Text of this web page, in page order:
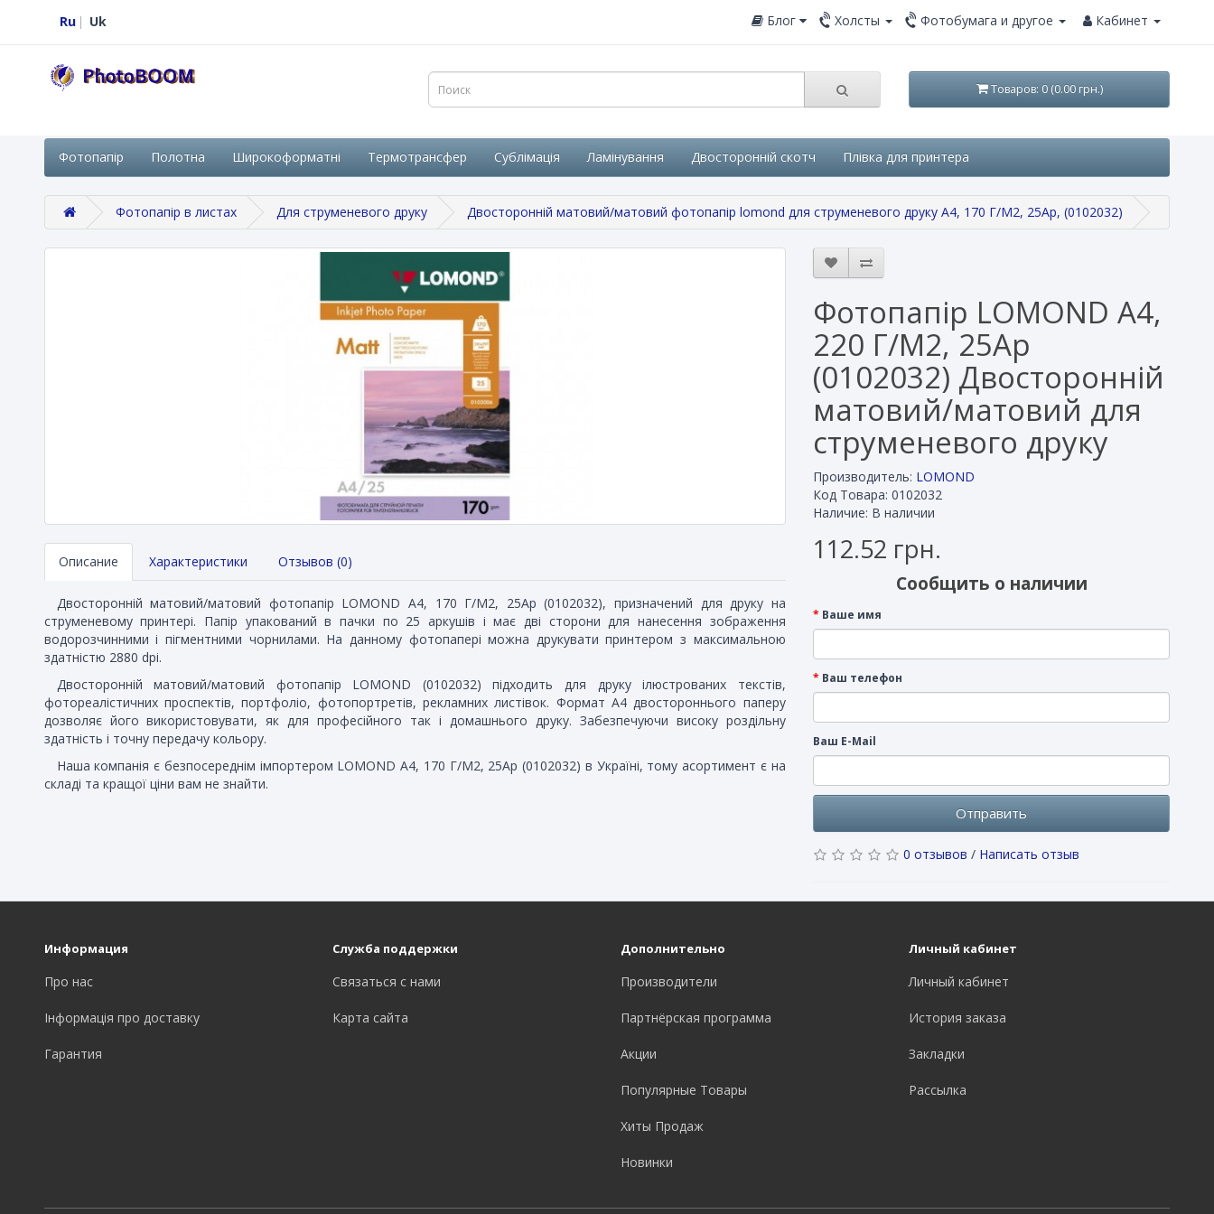
Ru Uk Блог Холсты Фотобумага и другое Кабинет
Товаров: 0 (0.00 грн.)
Фотопапір Полотна Широкоформатні Термотрансфер Сублімація Ламінування Двосторонній скотч Плівка для принтера
Фотопапір в листах Для струменевого друку Двосторонній матовий/матовий фотопапір lomond для струменевого друку A4, 170 Г/М2, 25Ар, (0102032)
Описание Характеристики Отзывов (0)
Двосторонній матовий/матовий фотопапір LOMOND A4, 170 Г/М2, 25Ар (0102032), призначений для друку на
струменевому принтері. Папір упакований в пачки по 25 аркушів і має дві сторони для нанесення зображення
водорозчинними і пігментними чорнилами. На данному фотопапері можна друкувати принтером з максимальною
здатністю 2880 dpi.
Двосторонній матовий/матовий фотопапір LOMOND (0102032) підходить для друку ілюстрованих текстів,
фотореалістичних проспектів, портфоліо, фотопортретів, рекламних листівок. Формат А4 двостороннього паперу
дозволяє його використовувати, як для професійного так і домашнього друку. Забезпечуючи високу роздільну
здатність і точну передачу кольору.
Наша компанія є безпосереднім імпортером LOMOND A4, 170 Г/М2, 25Ар (0102032) в Україні, тому асортимент є на
складі та кращої ціни вам не знайти.
Фотопапір LOMOND A4,
220 Г/М2, 25Ар
(0102032) Двосторонній
матовий/матовий для
струменевого друку
Производитель: LOMOND
Код Товара: 0102032
Наличие: В наличии
112.52 грн.
Сообщить о наличии
Ваше имя
Ваш телефон
Ваш E-Mail
Отправить
0 отзывов / Написать отзыв
Информация
Про нас
Інформація про доставку
Гарантия
Служба поддержки
Связаться с нами
Карта сайта
Дополнительно
Производители
Партнёрская программа
Акции
Популярные Товары
Хиты Продаж
Новинки
Личный кабинет
Личный кабинет
История заказа
Закладки
Рассылка